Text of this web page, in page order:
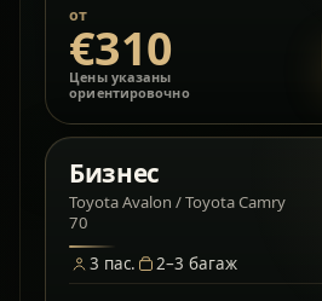
от
€310
Цены указаны
ориентировочно
Бизнес
Toyota Avalon / Toyota Camry
70
3 пас. 2–3 багаж